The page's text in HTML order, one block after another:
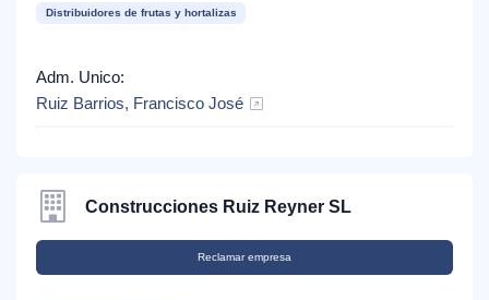
Distribuidores de frutas y hortalizas
Adm. Unico:
Ruiz Barrios, Francisco José
Construcciones Ruiz Reyner SL
Reclamar empresa